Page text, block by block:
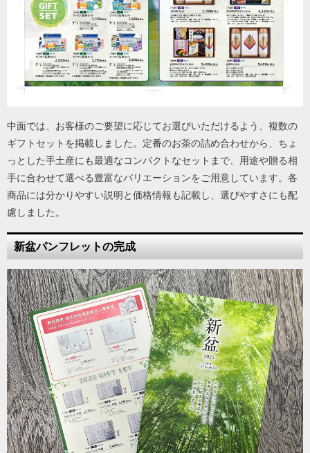
中面では、お客様のご要望に応じてお選びいただけるよう、複数の
ギフトセットを掲載しました。定番のお茶の詰め合わせから、ちょ
っとした手土産にも最適なコンパクトなセットまで、用途や贈る相
手に合わせて選べる豊富なバリエーションをご用意しています。各
商品には分かりやすい説明と価格情報も記載し、選びやすさにも配
慮しました。
新盆パンフレットの完成